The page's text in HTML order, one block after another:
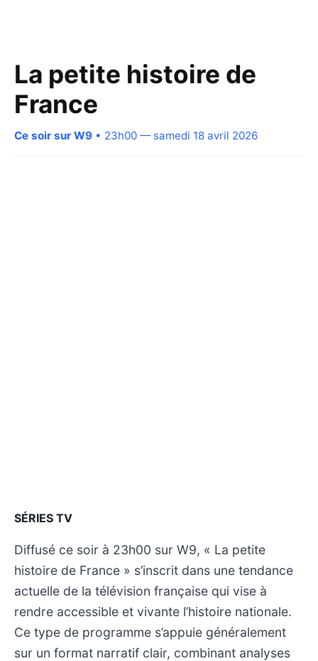
La petite histoire de
France
Ce soir sur W9 • 23h00 — samedi 18 avril 2026
SÉRIES TV
Diffusé ce soir à 23h00 sur W9, « La petite
histoire de France » s’inscrit dans une tendance
actuelle de la télévision française qui vise à
rendre accessible et vivante l’histoire nationale.
Ce type de programme s’appuie généralement
sur un format narratif clair, combinant analyses